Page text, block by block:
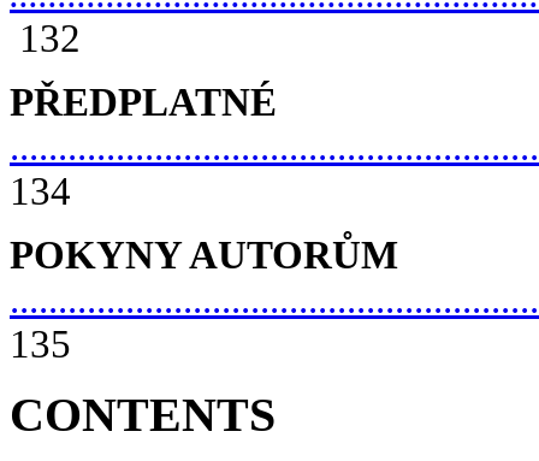
132
PŘEDPLATNÉ
134
POKYNY AUTORŮM
135
CONTENTS